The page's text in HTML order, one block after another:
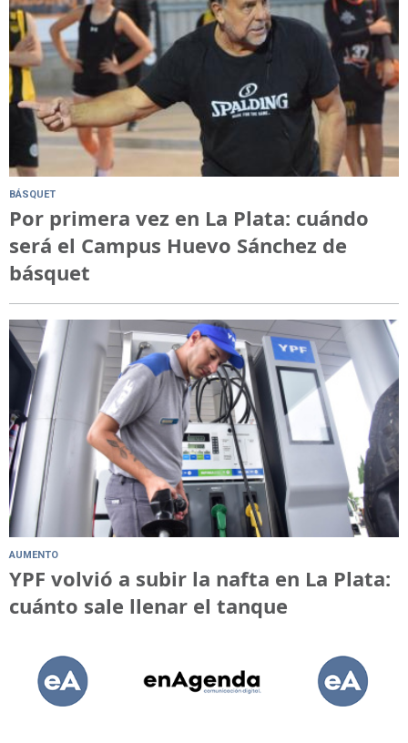
BÁSQUET
Por primera vez en La Plata: cuándo
será el Campus Huevo Sánchez de
básquet
AUMENTO
YPF volvió a subir la nafta en La Plata:
cuánto sale llenar el tanque